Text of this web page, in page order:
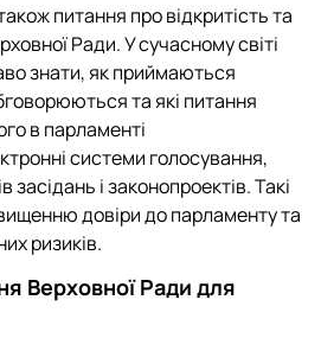
питання про відкритість та
Ради. У сучасному світі
знати, як приймаються
та які питання
в парламенті
системи голосування,
засідань і законопроектів. Такі
довіри до парламенту та
ризиків.
Верховної Ради для